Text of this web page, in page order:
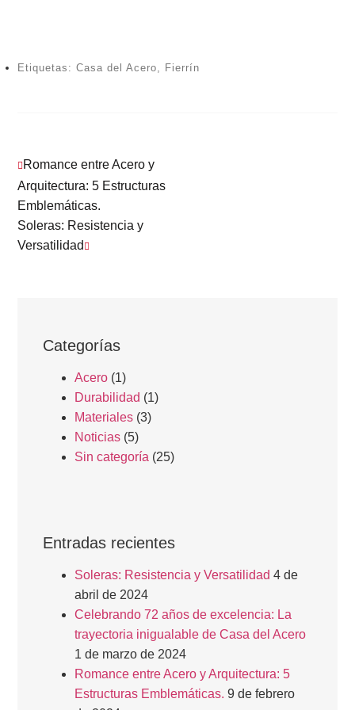
Etiquetas:Casa del Acero Fierrín
Romance entre Acero y
Arquitectura: 5 Estructuras
Emblemáticas.
Soleras: Resistencia y
Versatilidad
Categorías
Acero (1)
Durabilidad (1)
Materiales (3)
Noticias (5)
Sin categoría (25)
Entradas recientes
Soleras: Resistencia y Versatilidad 4 de
abril de 2024
Celebrando 72 años de excelencia: La
trayectoria inigualable de Casa del Acero
1 de marzo de 2024
Romance entre Acero y Arquitectura: 5
Estructuras Emblemáticas. 9 de febrero